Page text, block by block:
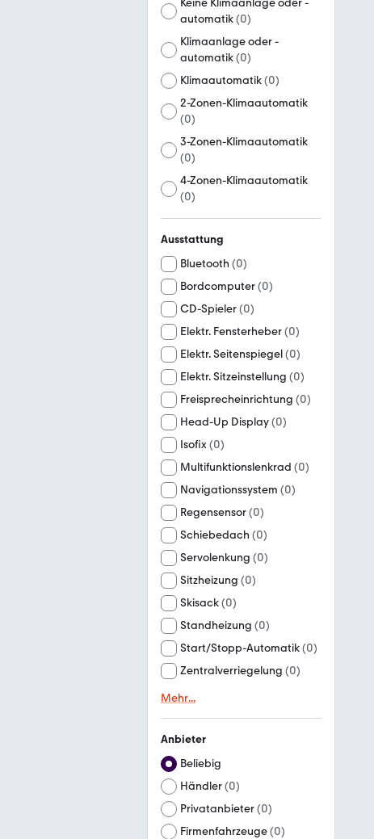
Keine Klimaanlage oder -
automatik(0)
Klimaanlage oder -
automatik(0)
Klimaautomatik(0)
2-Zonen-Klimaautomatik
(0)
3-Zonen-Klimaautomatik
(0)
4-Zonen-Klimaautomatik
(0)
Ausstattung
Bluetooth (0)
Bordcomputer(0)
CD-Spieler(0)
Elektr. Fensterheber(0)
Elektr. Seitenspiegel(0)
Elektr. Sitzeinstellung (0)
Freisprecheinrichtung (0)
Head-Up Display(0)
Isofix(0)
Multifunktionslenkrad (0)
Navigationssystem (0)
Regensensor(0)
Schiebedach (0)
Servolenkung (0)
Sitzheizung (0)
Skisack(0)
Standheizung (0)
Start/Stopp-Automatik(0)
Zentralverriegelung (0)
Mehr...
Anbieter
Beliebig
Händler(0)
Privatanbieter(0)
Firmenfahrzeuge(0)